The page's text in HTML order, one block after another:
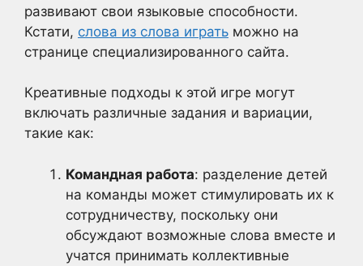
развивают свои языковые способности.
Кстати, слова из слова играть можно на
странице специализированного сайта.
Креативные подходы к этой игре могут
включать различные задания и вариации,
такие как:
Командная работа: разделение детей
на команды может стимулировать их к
сотрудничеству, поскольку они
обсуждают возможные слова вместе и
учатся принимать коллективные